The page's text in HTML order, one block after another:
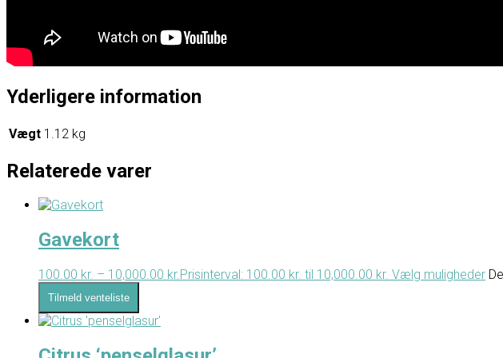
Yderligere information
Vægt 1.12 kg
Relaterede varer
Gavekort
100.00 kr. – 10,000.00 kr.Prisinterval: 100.00 kr. til 10,000.00 kr. Vælg muligheder
Tilmeld venteliste